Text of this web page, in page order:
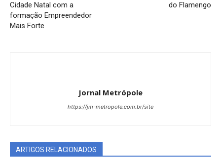
Cidade Natal com a
formação Empreendedor
Mais Forte
do Flamengo
Jornal Metrópole
https://jm-metropole.com.br/site
ARTIGOS RELACIONADOS